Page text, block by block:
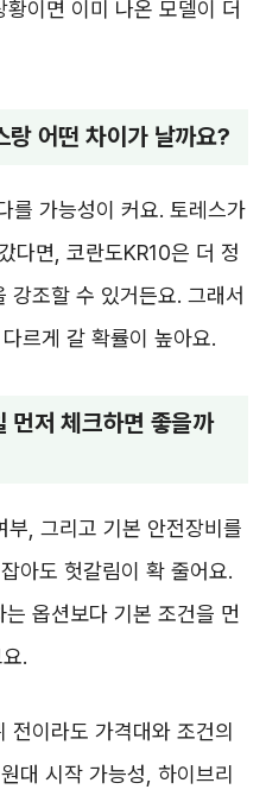
이면 이미 나온 모델이 더
랑 어떤 차이가 날까요?
를 가능성이 커요. 토레스가
다면, 코란도KR10은 더 정
강조할 수 있거든요. 그래서
르게 갈 확률이 높아요.
먼저 체크하면 좋을까
, 그리고 기본 안전장비를
아도 헛갈림이 확 줄어요.
옵션보다 기본 조건을 먼
.
전이라도 가격대와 조건의
대 시작 가능성, 하이브리